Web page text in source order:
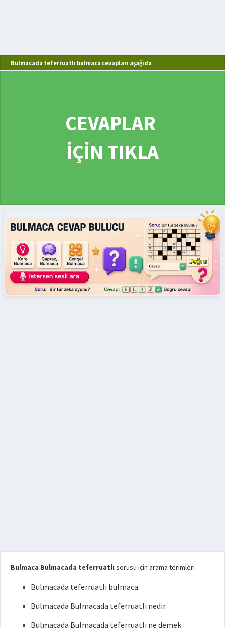
Bulmacada teferruatlı bulmaca cevapları aşağıda
CEVAPLAR
İÇİN TIKLA
Bulmaca Bulmacada teferruatlı sorusu için arama terimleri
Bulmacada teferruatlı bulmaca
Bulmacada Bulmacada teferruatlı nedir
Bulmacada Bulmacada teferruatlı ne demek